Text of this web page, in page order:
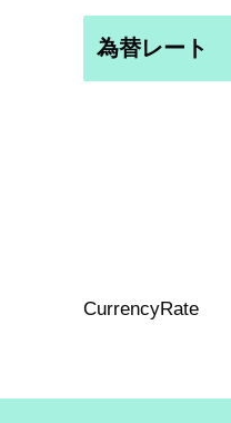
為替レート
CurrencyRate